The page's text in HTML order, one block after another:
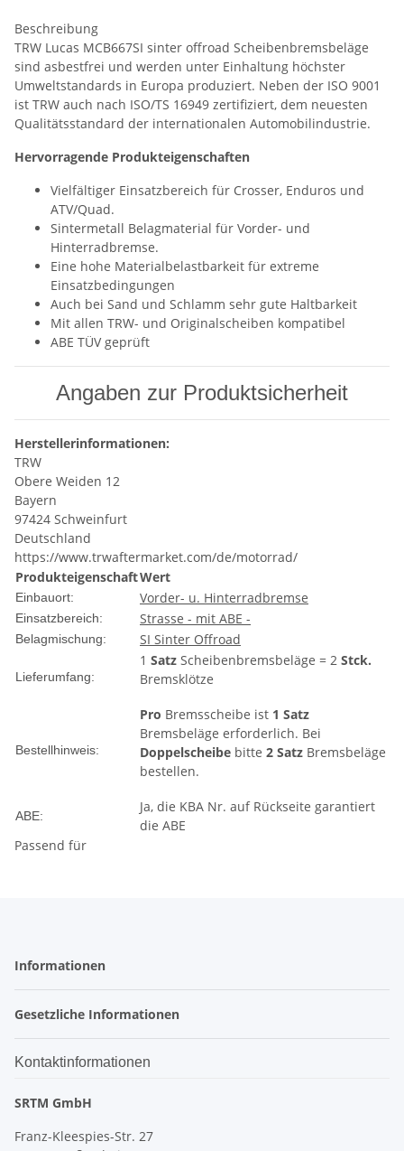
Beschreibung
TRW Lucas MCB667SI sinter offroad Scheibenbremsbeläge
sind asbestfrei und werden unter Einhaltung höchster
Umweltstandards in Europa produziert. Neben der ISO 9001
ist TRW auch nach ISO/TS 16949 zertifiziert, dem neuesten
Qualitätsstandard der internationalen Automobilindustrie.
Hervorragende Produkteigenschaften
Vielfältiger Einsatzbereich für Crosser, Enduros und
ATV/Quad.
Sintermetall Belagmaterial für Vorder- und
Hinterradbremse.
Eine hohe Materialbelastbarkeit für extreme
Einsatzbedingungen
Auch bei Sand und Schlamm sehr gute Haltbarkeit
Mit allen TRW- und Originalscheiben kompatibel
ABE TÜV geprüft
Angaben zur Produktsicherheit
Herstellerinformationen:
TRW
Obere Weiden 12
Bayern
97424 Schweinfurt
Deutschland
https://www.trwaftermarket.com/de/motorrad/
ProdukteigenschaftWert
Einbauort: Vorder- u. Hinterradbremse
Einsatzbereich: Strasse - mit ABE -
Belagmischung: SI Sinter Offroad
Lieferumfang:
1 Satz Scheibenbremsbeläge = 2 Stck.
Bremsklötze
Bestellhinweis:
Pro Bremsscheibe ist 1 Satz
Bremsbeläge erforderlich. Bei
Doppelscheibe bitte 2 Satz Bremsbeläge
bestellen.
ABE:
Ja, die KBA Nr. auf Rückseite garantiert
die ABE
Passend für
Informationen
Gesetzliche Informationen
Kontaktinformationen
SRTM GmbH
Franz-Kleespies-Str. 27